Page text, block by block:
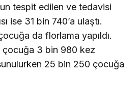
tespit edilen ve tedavisi
ise 31 bin 740’a ulaştı.
da florlama yapıldı.
3 bin 980 kez
25 bin 250 çocuğa